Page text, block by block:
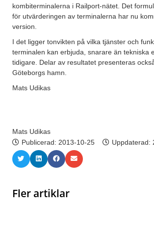
kombiterminalerna i Railport-nätet. Det
för utvärderingen av terminalerna har nu
version.
I det ligger tonvikten på vilka tjänster och
terminalen kan erbjuda, snarare än tekniska
tidigare. Delar av resultatet presenteras
Göteborgs hamn.
Mats Udikas
Mats Udikas
Publicerad: 2013-10-25 Uppdaterad:
Fler artiklar